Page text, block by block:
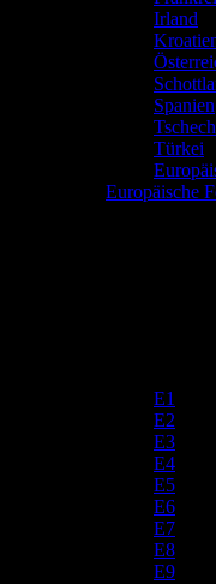
Irland
Spanien
Türkei
Europäische
E1
E2
E3
E4
E5
E6
E7
E8
E9